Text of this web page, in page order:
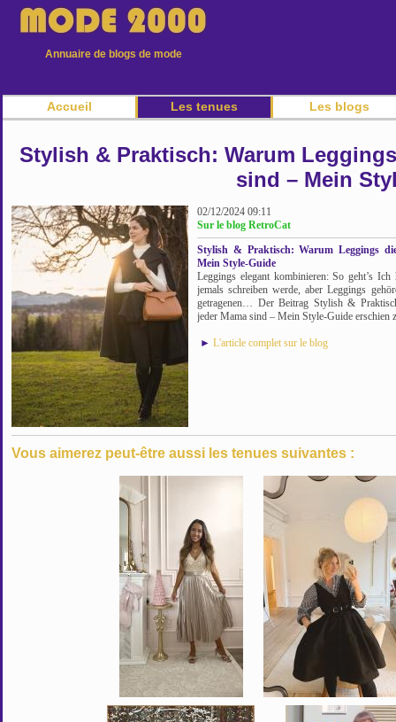
Annuaire de blogs de mode
Accueil Les tenues Les blogs
Stylish & Praktisch: Warum
sind – Mein
02/12/2024 09:11
Sur le blog RetroCat
Stylish & Praktisch: Warum Leggings
Mein Style-Guide
Leggings elegant kombinieren: So geht’s
jemals schreiben werde, aber Leggings
getragenen… Der Beitrag Stylish &
jeder Mama sind – Mein Style-Guide erschien
► L'article complet sur le blog
Vous aimerez peut-être aussi les tenues suivantes :